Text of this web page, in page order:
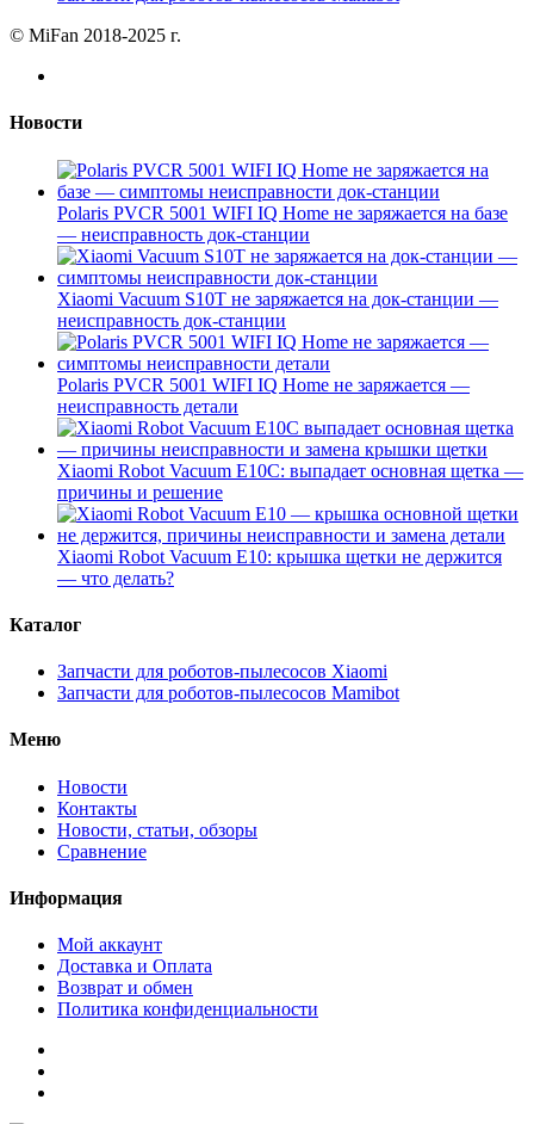
© MiFan 2018-2025 г.
Новости
Polaris PVCR 5001 WIFI IQ Home не заряжается на базе
— неисправность док-станции
Xiaomi Vacuum S10T не заряжается на док-станции —
неисправность док-станции
Polaris PVCR 5001 WIFI IQ Home не заряжается —
неисправность детали
Xiaomi Robot Vacuum E10C: выпадает основная щетка —
причины и решение
Xiaomi Robot Vacuum E10: крышка щетки не держится
— что делать?
Каталог
Запчасти для роботов-пылесосов Xiaomi
Запчасти для роботов-пылесосов Mamibot
Меню
Новости
Контакты
Новости, статьи, обзоры
Сравнение
Информация
Мой аккаунт
Доставка и Оплата
Возврат и обмен
Политика конфиденциальности